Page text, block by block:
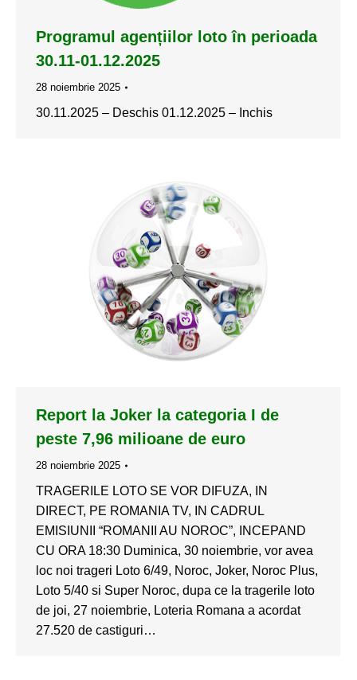
Programul agențiilor loto în perioada
30.11-01.12.2025
28 noiembrie 2025
30.11.2025 – Deschis 01.12.2025 – Inchis
Report la Joker la categoria I de
peste 7,96 milioane de euro
28 noiembrie 2025
TRAGERILE LOTO SE VOR DIFUZA, IN
DIRECT, PE ROMANIA TV, IN CADRUL
EMISIUNII “ROMANII AU NOROC”, INCEPAND
CU ORA 18:30 Duminica, 30 noiembrie, vor avea
loc noi trageri Loto 6/49, Noroc, Joker, Noroc Plus,
Loto 5/40 si Super Noroc, dupa ce la tragerile loto
de joi, 27 noiembrie, Loteria Romana a acordat
27.520 de castiguri…